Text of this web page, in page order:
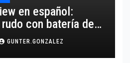
en español:
con batería de
GUNTER.GONZALEZ